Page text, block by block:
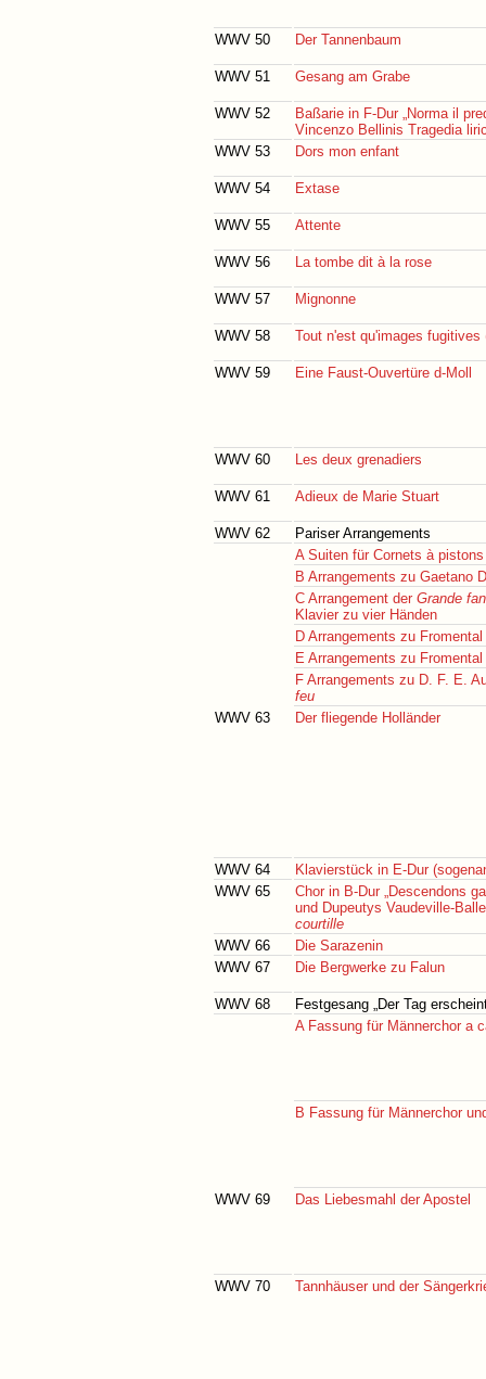
WWV 50 Der Tannenbaum
WWV 51 Gesang am Grabe
WWV 52
Baßarie in F-Dur „Norma il
Vincenzo Bellinis Tragedia
WWV 53
Dors mon enfant
WWV 54 Extase
WWV 55 Attente
WWV 56 La tombe dit à la rose
WWV 57 Mignonne
WWV 58 Tout n'est qu'images fugitives
WWV 59 Eine Faust-Ouvertüre d-Moll
WWV 60 Les deux grenadiers
WWV 61 Adieux de Marie Stuart
WWV 62
Pariser Arrangements
A Suiten für Cornets à
B Arrangements zu Gaetano
C Arrangement der Grande
Klavier zu vier Händen
D Arrangements zu
E Arrangements zu
F Arrangements zu D. F. E.
feu
WWV 63
Der fliegende Holländer
WWV 64
Klavierstück in E-Dur
WWV 65
Chor in B-Dur „Descendons
und Dupeutys Vaudeville-
courtille
WWV 66
Die Sarazenin
WWV 67
Die Bergwerke zu Falun
WWV 68
Festgesang „Der Tag
A Fassung für Männerchor a
B Fassung für Männerchor
WWV 69 Das Liebesmahl der Apostel
WWV 70 Tannhäuser und der